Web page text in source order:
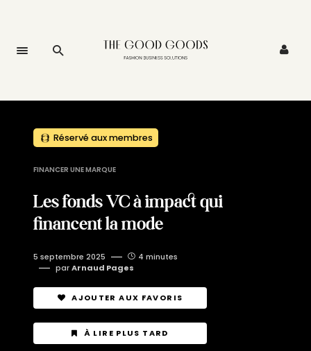
Réservé aux membres
FINANCER UNE MARQUE
Les fonds VC à impact qui
financent la mode
5 septembre 2025
4 minutes
parArnaud Pages
AJOUTER AUX FAVORIS
À LIRE PLUS TARD